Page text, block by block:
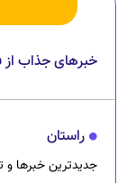
خبرهای جذاب از
راستان
جدیدترین خبرها و